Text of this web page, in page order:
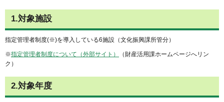
1.対象施設
指定管理者制度(※)を導入している6施設（文化振興課所管分）
※指定管理者制度について（外部サイト）
（財産活用課ホームページへリン
ク）
2.対象年度